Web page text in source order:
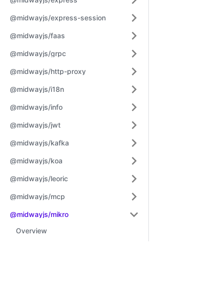
@midwayjs/express-session
@midwayjs/faas
@midwayjs/grpc
@midwayjs/http-proxy
@midwayjs/i18n
@midwayjs/info
@midwayjs/jwt
@midwayjs/kafka
@midwayjs/koa
@midwayjs/leoric
@midwayjs/mcp
@midwayjs/mikro
Overview